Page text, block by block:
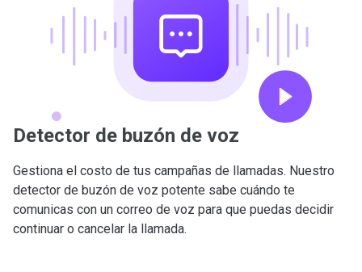
Detector de buzón de voz
Gestiona el costo de tus campañas de llamadas. Nuestro
detector de buzón de voz potente sabe cuándo te
comunicas con un correo de voz para que puedas decidir
continuar o cancelar la llamada.